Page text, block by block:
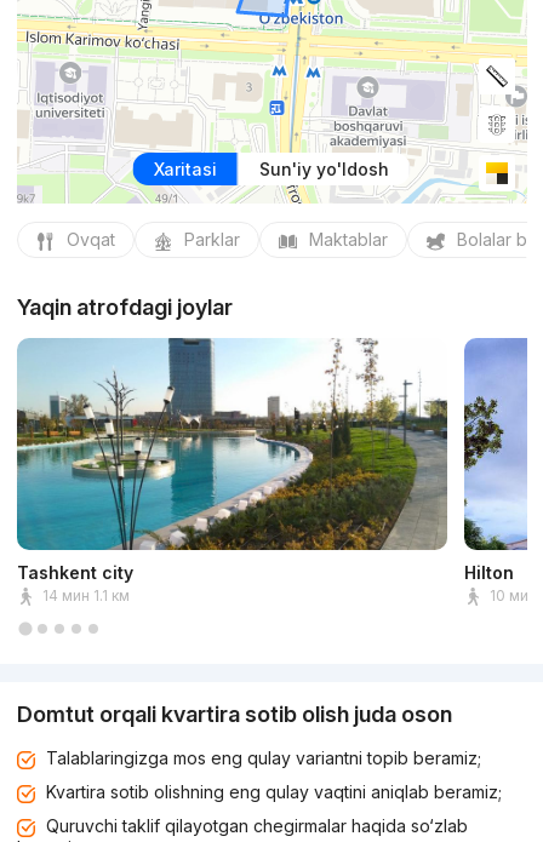
Xaritasi Sun'iy yo'ldosh
Ovqat Parklar Maktablar Bolalar
Yaqin atrofdagi joylar
Tashkent city
14 мин 1.1 км
Hilton
10 мин
Domtut orqali kvartira sotib olish juda oson
Talablaringizga mos eng qulay variantni topib beramiz;
Kvartira sotib olishning eng qulay vaqtini aniqlab beramiz;
Quruvchi taklif qilayotgan chegirmalar haqida so‘zlab